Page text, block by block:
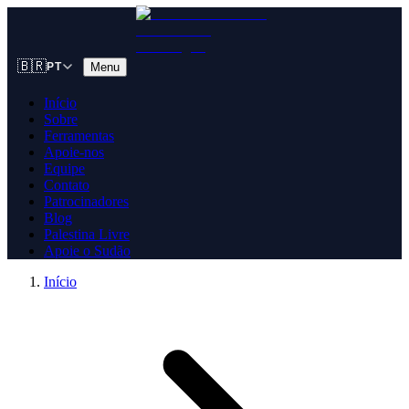
🇧🇷PT Menu
Início
Sobre
Ferramentas
Apoie-nos
Equipe
Contato
Patrocinadores
Blog
Palestina Livre
Apoie o Sudão
Início